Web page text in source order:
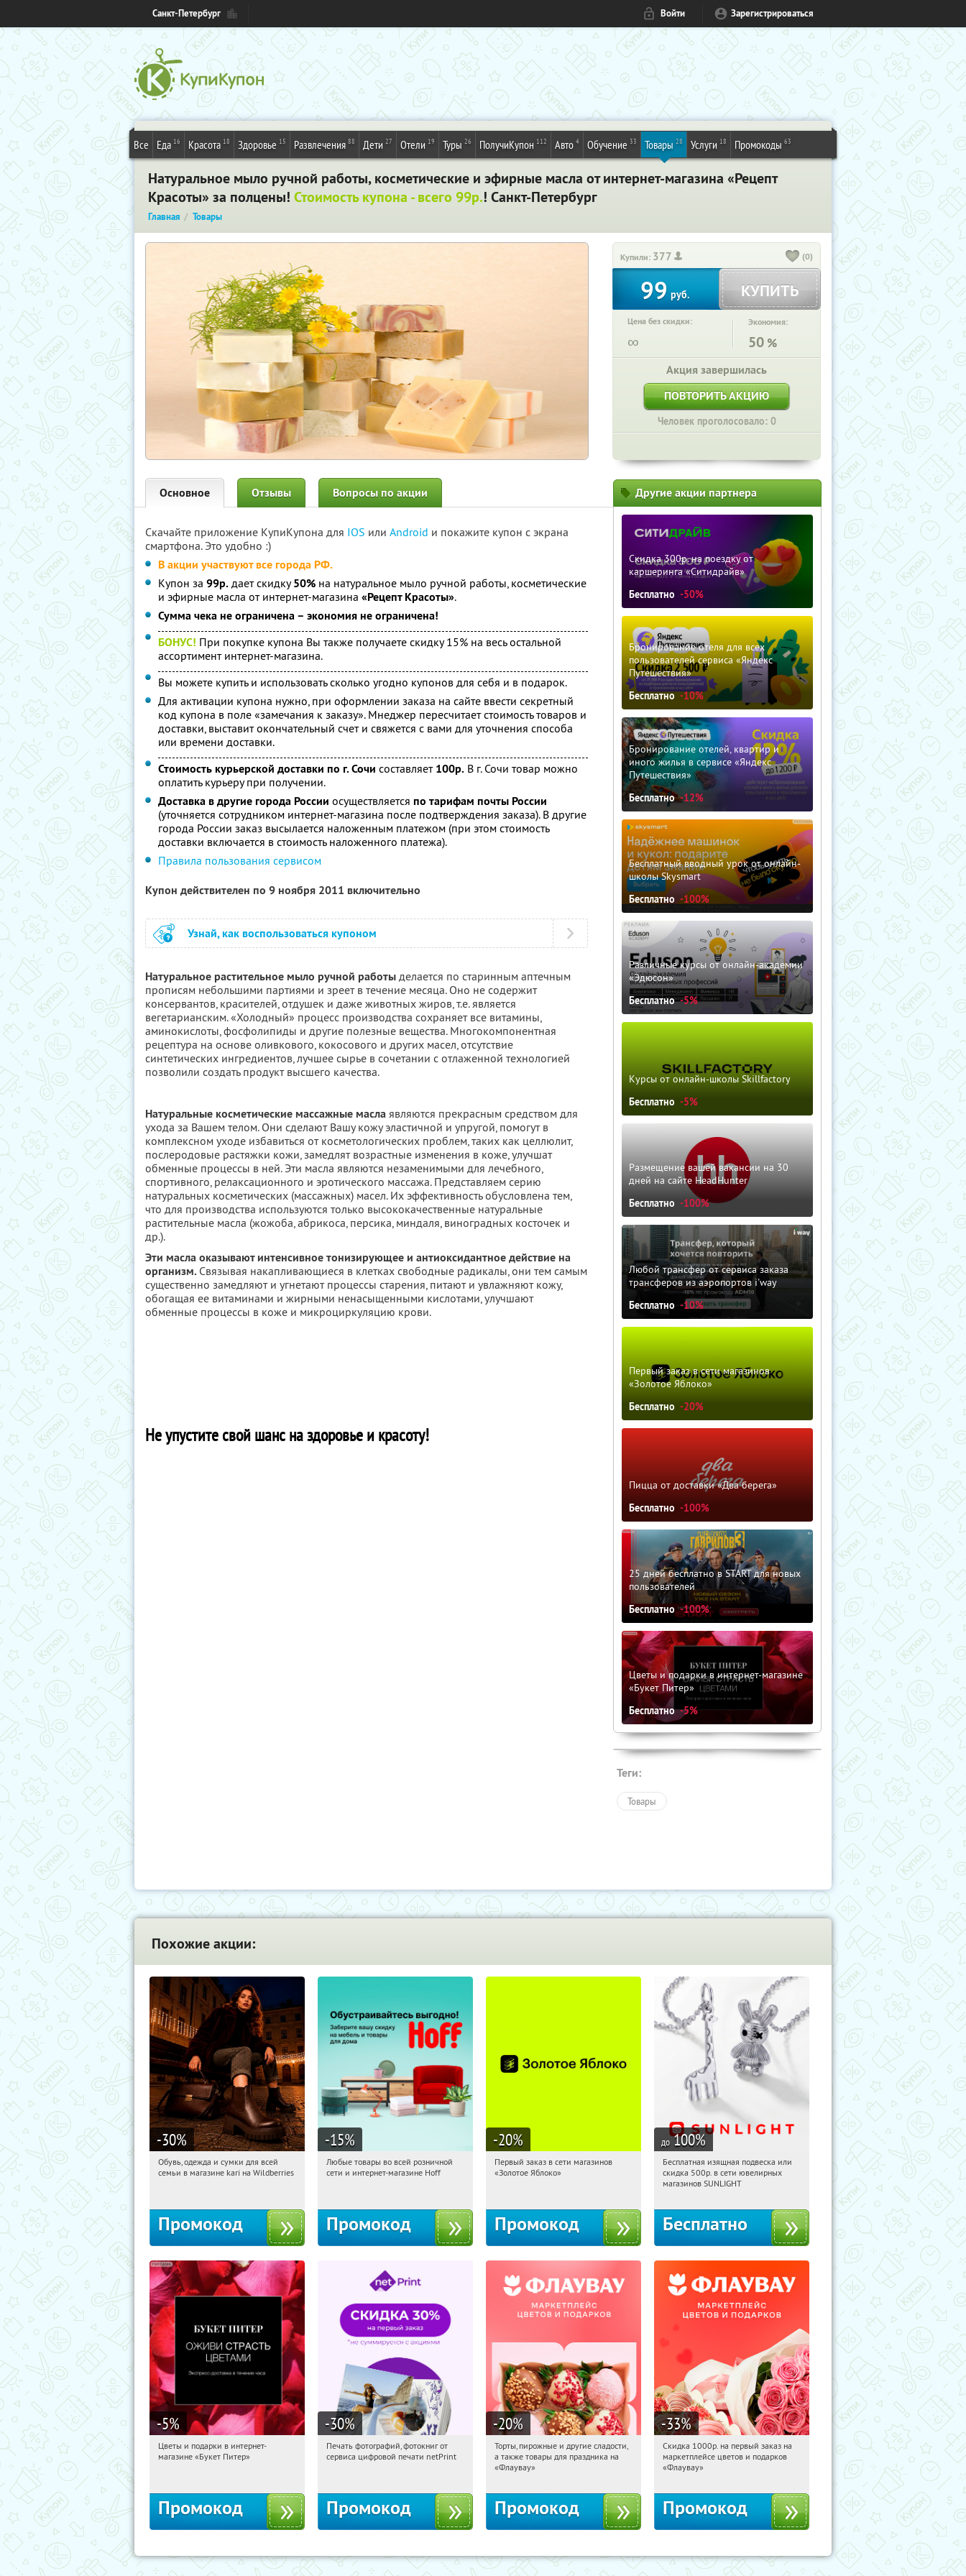
Санкт-Петербург Войти Зарегистрироваться
Все Еда 16 Красота 18 Здоровье 15 Развлечения 88 Дети 27 Отели 19 Туры 26 ПолучиКупон 112 Авто 4 Обучение 33 Товары 28 Услуги 18 Промокоды 63
Натуральное мыло ручной работы, косметические и эфирные масла от интернет-магазина «Рецепт
Красоты» за полцены! Стоимость купона - всего 99р.! Санкт-Петербург
Главная Товары
Купили: 377 (0)
99 руб. КУПИТЬ
Цена без скидки:
∞
Экономия:
50 %
Акция завершилась
ПОВТОРИТЬ АКЦИЮ
Человек проголосовало: 0
Основное Отзывы Вопросы по акции
Скачайте приложение КупиКупона для IOS или Android и покажите купон с экрана
смартфона. Это удобно :)
В акции участвуют все города РФ.
Купон за 99р. дает скидку50% на натуральное мыло ручной работы, косметические
и эфирные масла от интернет-магазина «Рецепт Красоты».
Сумма чека не ограничена – экономия не ограничена!
БОНУС! При покупке купона Вы также получаете скидку 15% на весь остальной
ассортимент интернет-магазина.
Вы можете купить и использовать сколько угодно купонов для себя и в подарок.
Для активации купона нужно, при оформлении заказа на сайте ввести секретный
код купона в поле «замечания к заказу». Мнеджер пересчитает стоимость товаров и
доставки, выставит окончательный счет и свяжется с вами для уточнения способа
или времени доставки.
Стоимость курьерской доставки по г. Сочи составляет 100р. В г. Сочи товар можно
оплатить курьеру при получении.
Доставка в другие города России осуществляется по тарифам почты России
(уточняется сотрудником интернет-магазина после подтверждения заказа). В другие
города России заказ высылается наложенным платежом (при этом стоимость
доставки включается в стоимость наложенного платежа).
Правила пользования сервисом
Купон действителен по 9 ноября 2011 включительно
Узнай, как воспользоваться купоном
Натуральное растительное мыло ручной работы делается по старинным аптечным
прописям небольшими партиями и зреет в течение месяца. Оно не содержит
консервантов, красителей, отдушек и даже животных жиров, т.е. является
вегетарианским. «Холодный» процесс производства сохраняет все витамины,
аминокислоты, фосфолипиды и другие полезные вещества. Многокомпонентная
рецептура на основе оливкового, кокосового и других масел, отсутствие
синтетических ингредиентов, лучшее сырье в сочетании с отлаженной технологией
позволили создать продукт высшего качества.
Натуральные косметические массажные масла являются прекрасным средством для
ухода за Вашем телом. Они сделают Вашу кожу эластичной и упругой, помогут в
комплексном уходе избавиться от косметологических проблем, таких как целлюлит,
послеродовые растяжки кожи, замедлят возрастные изменения в коже, улучшат
обменные процессы в ней. Эти масла являются незаменимыми для лечебного,
спортивного, релаксационного и эротического массажа. Представляем серию
натуральных косметических (массажных) масел. Их эффективность обусловлена тем,
что для производства используются только высококачественные натуральные
растительные масла (жожоба, абрикоса, персика, миндаля, виноградных косточек и
др.).
Эти масла оказывают интенсивное тонизирующее и антиоксидантное действие на
организм. Связывая накапливающиеся в клетках свободные радикалы, они тем самым
существенно замедляют и угнетают процессы старения, питают и увлажняют кожу,
обогащая ее витаминами и жирными ненасыщенными кислотами, улучшают
обменные процессы в коже и микроциркуляцию крови.
Не упустите свой шанс на здоровье и красоту!
Другие акции партнера
Скидка 300р. на поездку от
каршеринга «Ситидрайв»
Бесплатно -50%
Бронирование отеля для всех
пользователей сервиса «Яндекс
Путешествия»
Бесплатно -10%
Бронирование отелей, квартир и
иного жилья в сервисе «Яндекс
Путешествия»
Бесплатно -12%
Бесплатный вводный урок от онлайн-
школы Skysmart
Бесплатно -100%
Различные курсы от онлайн-академии
«Эдюсон»
Бесплатно -5%
Курсы от онлайн-школы Skillfactory
Бесплатно -5%
Размещение вашей вакансии на 30
дней на сайте HeadHunter
Бесплатно -100%
Любой трансфер от сервиса заказа
трансферов из аэропортов i'way
Бесплатно -10%
Первый заказ в сети магазинов
«Золотое Яблоко»
Бесплатно -20%
Пицца от доставки «Два берега»
Бесплатно -100%
25 дней бесплатно в START для новых
пользователей
Бесплатно -100%
Цветы и подарки в интернет-магазине
«Букет Питер»
Бесплатно -5%
Теги:
Товары
Похожие акции:
-30%
10:25:16 Получили:
Обувь, одежда и сумки для всей
семьи в магазине kari на Wildberries
Промокод
-15%
10:25:16 Получили:
Любые товары во всей розничной
сети и интернет-магазине Hoff
Промокод
-20%
10:25:16
Получи первым!
Первый заказ в сети магазинов
«Золотое Яблоко»
Промокод
до 100%
10:25:16 Получили:
Россия
Бесплатная изящная подвеска или
скидка 500р. в сети ювелирных
магазинов SUNLIGHT
Бесплатно
-5%
10:25:16
Получи первым!
Цветы и подарки в интернет-
магазине «Букет Питер»
Промокод
-30%
10:25:16 Получили:
Печать фотографий, фотокниг от
сервиса цифровой печати netPrint
Промокод
-20%
10:25:16 Получили:
Россия
Торты, пирожные и другие сладости,
а также товары для праздника на
«Флаувау»
Промокод
-33%
10:25:16 Получили:
Россия
Скидка 1000р. на первый заказ на
маркетплейсе цветов и подарков
«Флаувау»
Промокод